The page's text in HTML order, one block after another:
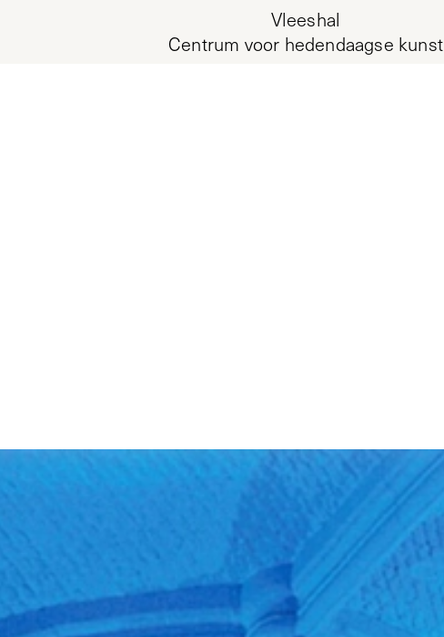
Vleeshal
Centrum voor hedendaagse kunst